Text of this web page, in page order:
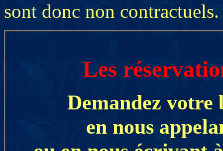
sont donc non contractuels.
Les
Demandez votre
en nous